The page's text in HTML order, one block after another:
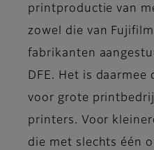
printproductie van
zowel die van
fabrikanten
DFE. Het is daarmee
voor grote
printers. Voor
die met slechts één